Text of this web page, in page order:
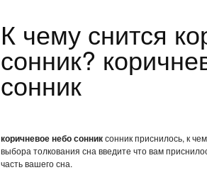
К чему снится коричневое небо
сонник?
сонник
коричневое небо сонниксонник приснилось, к
выбора толкования сна введите что вам
часть вашего сна.